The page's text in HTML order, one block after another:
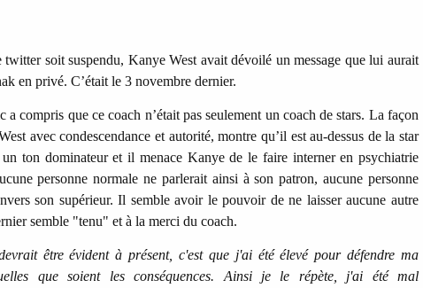
twitter soit suspendu, Kanye West avait dévoilé un message que lui aurait
en privé. C’était le 3 novembre dernier.
compris que ce coach n’était pas seulement un coach de stars. La façon
avec condescendance et autorité, montre qu’il est au-dessus de la star
ton dominateur et il menace Kanye de le faire interner en psychiatrie
personne normale ne parlerait ainsi à son patron, aucune personne
son supérieur. Il semble avoir le pouvoir de ne laisser aucune autre
semble "tenu" et à la merci du coach.
être évident à présent, c'est que j'ai été élevé pour défendre ma
que soient les conséquences. Ainsi je le répète, j'ai été mal